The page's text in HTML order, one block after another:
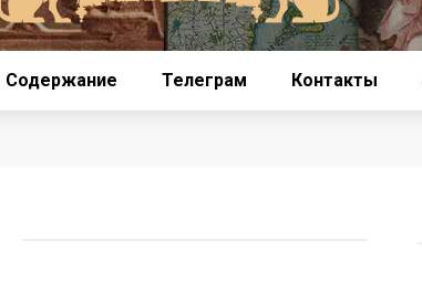
Содержание Телеграм Контакты